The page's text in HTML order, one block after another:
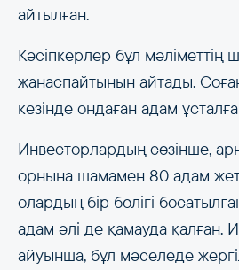
айтылған.
Кәсіпкерлер бұл мәліметтің
жанаспайтынын айтады.
кезінде ондаған адам
Инвесторлардың сөзінше,
орнына шамамен 80 адам
олардың бір бөлігі
адам әлі де қамауда қалған.
айуынша, бұл мәселеде